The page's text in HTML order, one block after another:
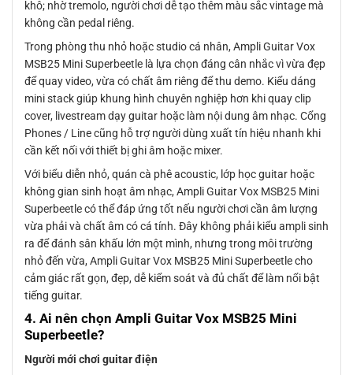
khô; nhờ tremolo, người chơi dễ tạo thêm màu sắc vintage mà
không cần pedal riêng.
Trong phòng thu nhỏ hoặc studio cá nhân, Ampli Guitar Vox
MSB25 Mini Superbeetle là lựa chọn đáng cân nhắc vì vừa đẹp
để quay video, vừa có chất âm riêng để thu demo. Kiểu dáng
mini stack giúp khung hình chuyên nghiệp hơn khi quay clip
cover, livestream dạy guitar hoặc làm nội dung âm nhạc. Cổng
Phones / Line cũng hỗ trợ người dùng xuất tín hiệu nhanh khi
cần kết nối với thiết bị ghi âm hoặc mixer.
Với biểu diễn nhỏ, quán cà phê acoustic, lớp học guitar hoặc
không gian sinh hoạt âm nhạc, Ampli Guitar Vox MSB25 Mini
Superbeetle có thể đáp ứng tốt nếu người chơi cần âm lượng
vừa phải và chất âm có cá tính. Đây không phải kiểu ampli sinh
ra để đánh sân khấu lớn một mình, nhưng trong môi trường
nhỏ đến vừa, Ampli Guitar Vox MSB25 Mini Superbeetle cho
cảm giác rất gọn, đẹp, dễ kiểm soát và đủ chất để làm nổi bật
tiếng guitar.
4. Ai nên chọn Ampli Guitar Vox MSB25 Mini
Superbeetle?
Người mới chơi guitar điện